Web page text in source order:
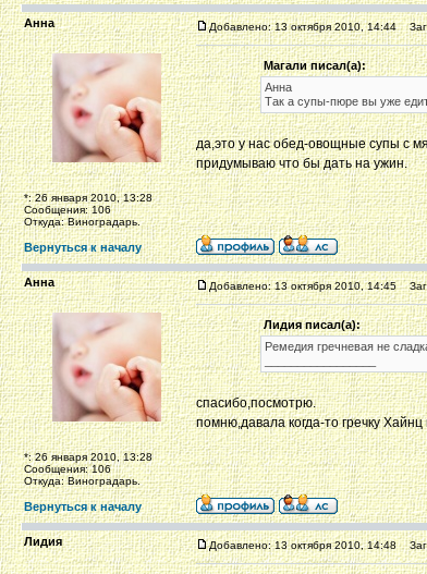
Анна
*: 26 января 2010, 13:28
Сообщения: 106
Откуда: Виноградарь.
Добавлено: 13 октября 2010, 14:44
Магали писал(а):
Анна
Так а супы-пюре вы уже
да,это у нас обед-овощные супы с
придумываю что бы дать на ужин.
Вернуться к началу
Анна
*: 26 января 2010, 13:28
Сообщения: 106
Откуда: Виноградарь.
Добавлено: 13 октября 2010, 14:45
Лидия писал(а):
Ремедия гречневая не
спасибо,посмотрю.
помню,давала когда-то гречку
Вернуться к началу
Лидия Добавлено: 13 октября 2010, 14:48